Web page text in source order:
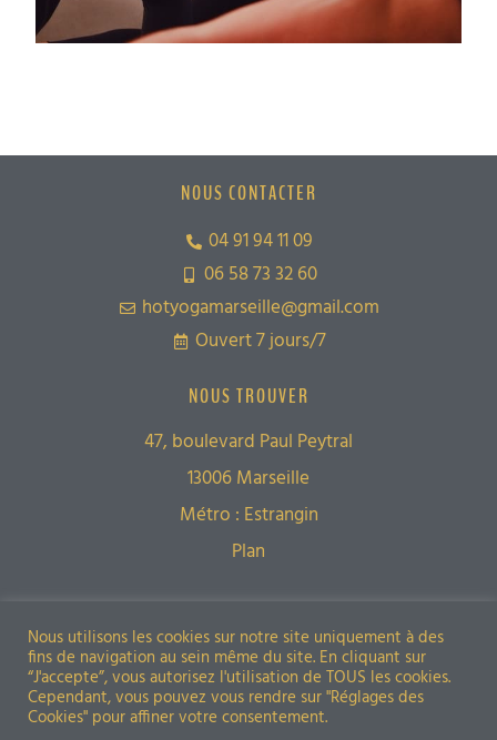
NOUS CONTACTER
04 91 94 11 09
06 58 73 32 60
hotyogamarseille@gmail.com
Ouvert 7 jours/7
NOUS TROUVER
47, boulevard Paul Peytral
13006 Marseille
Métro : Estrangin
Plan
Nous utilisons les cookies sur notre site uniquement à des
fins de navigation au sein même du site. En cliquant sur
“J'accepte”, vous autorisez l'utilisation de TOUS les cookies.
Cependant, vous pouvez vous rendre sur "Réglages des
Cookies" pour affiner votre consentement.